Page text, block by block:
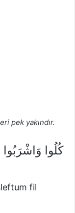
pek yakındır.
fil